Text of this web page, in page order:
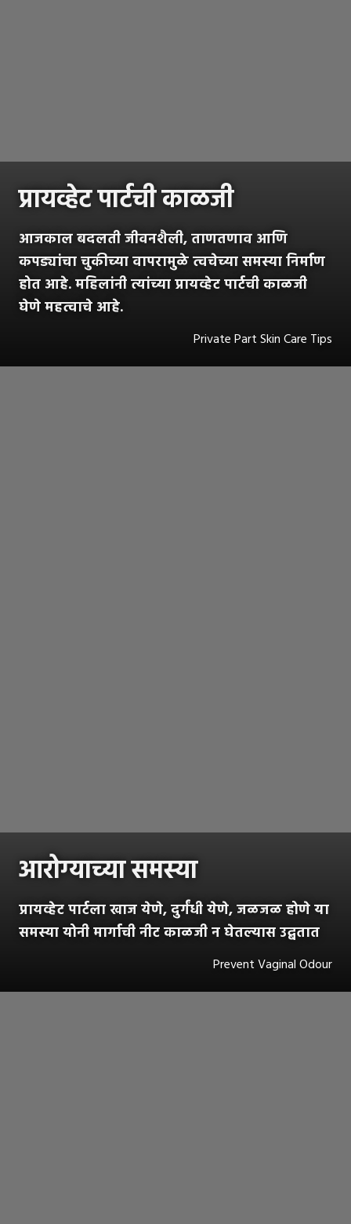
प्रायव्हेट पार्टची काळजी
आजकाल बदलती जीवनशैली, ताणतणाव आणि
कपड्यांचा चुकीच्या वापरामुळे त्वचेच्या समस्या निर्माण
होत आहे. महिलांनी त्यांच्या प्रायव्हेट पार्टची काळजी
घेणे महत्वाचे आहे.
Private Part Skin Care Tips
आरोग्याच्या समस्या
प्रायव्हेट पार्टला खाज येणे, दुर्गंधी येणे, जळजळ होणे या
समस्या योनी मार्गाची नीट काळजी न घेतल्यास उद्बतात
Prevent Vaginal Odour